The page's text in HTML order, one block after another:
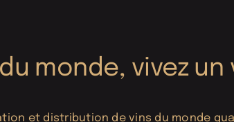
monde, vivez un
et distribution de vins du monde